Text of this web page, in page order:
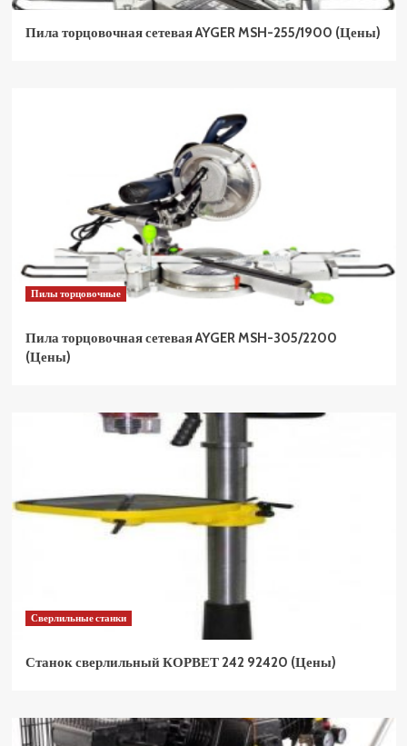
Пила торцовочная сетевая AYGER MSH-255/1900 (Цены)
Пилы торцовочные
Пила торцовочная сетевая AYGER MSH-305/2200
(Цены)
Сверлильные станки
Станок сверлильный КОРВЕТ 242 92420 (Цены)